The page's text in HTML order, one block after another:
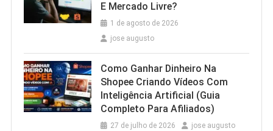
E Mercado Livre?
1 de agosto de 2026
jose augusto
Como Ganhar Dinheiro Na
Shopee Criando Vídeos Com
Inteligência Artificial (Guia
Completo Para Afiliados)
27 de julho de 2026 jose augusto